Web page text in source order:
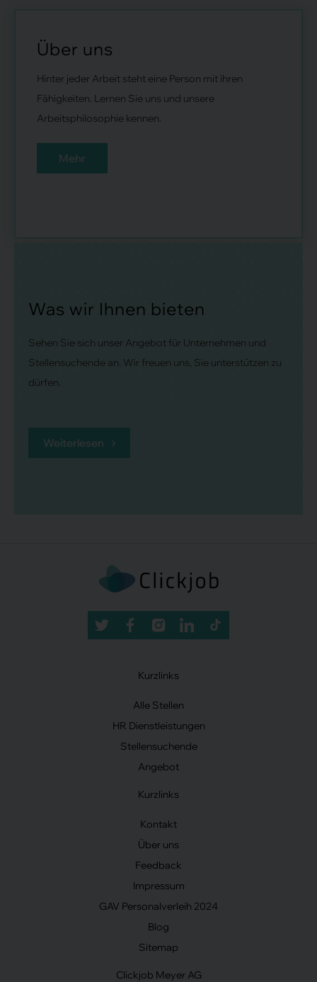
Über uns
Hinter jeder Arbeit steht eine Person mit ihren
Fähigkeiten. Lernen Sie uns und unsere
Arbeitsphilosophie kennen.
Mehr
Was wir Ihnen bieten
Sehen Sie sich unser Angebot für Unternehmen und
Stellensuchende an. Wir freuen uns, Sie unterstützen zu
dürfen.
Weiterlesen
Kurzlinks
Alle Stellen
HR Dienstleistungen
Stellensuchende
Angebot
Kurzlinks
Kontakt
Über uns
Feedback
Impressum
GAV Personalverleih 2024
Blog
Sitemap
Clickjob Meyer AG